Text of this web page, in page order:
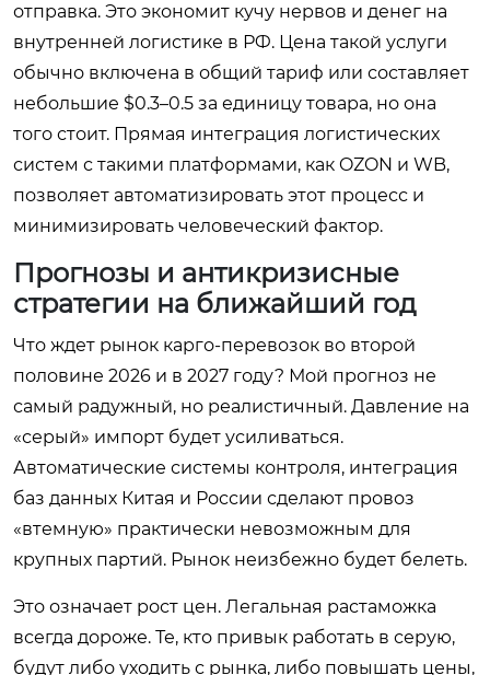
отправка. Это экономит кучу нервов и денег на
внутренней логистике в РФ. Цена такой услуги
обычно включена в общий тариф или составляет
небольшие $0.3–0.5 за единицу товара, но она
того стоит. Прямая интеграция логистических
систем с такими платформами, как OZON и WB,
позволяет автоматизировать этот процесс и
минимизировать человеческий фактор.
Прогнозы и антикризисные
стратегии на ближайший год
Что ждет рынок карго-перевозок во второй
половине 2026 и в 2027 году? Мой прогноз не
самый радужный, но реалистичный. Давление на
«серый» импорт будет усиливаться.
Автоматические системы контроля, интеграция
баз данных Китая и России сделают провоз
«втемную» практически невозможным для
крупных партий. Рынок неизбежно будет белеть.
Это означает рост цен. Легальная растаможка
всегда дороже. Те, кто привык работать в серую,
будут либо уходить с рынка, либо повышать цены,